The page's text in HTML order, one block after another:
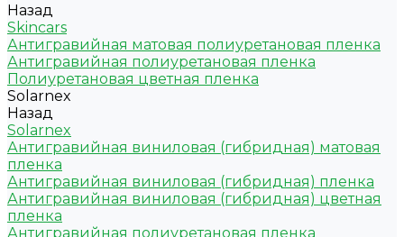
Назад
Skincars
Антигравийная матовая полиуретановая пленка
Антигравийная полиуретановая пленка
Полиуретановая цветная пленка
Solarnex
Назад
Solarnex
Антигравийная виниловая (гибридная) матовая
пленка
Антигравийная виниловая (гибридная) пленка
Антигравийная виниловая (гибридная) цветная
пленка
Антигравийная полиуретановая пленка